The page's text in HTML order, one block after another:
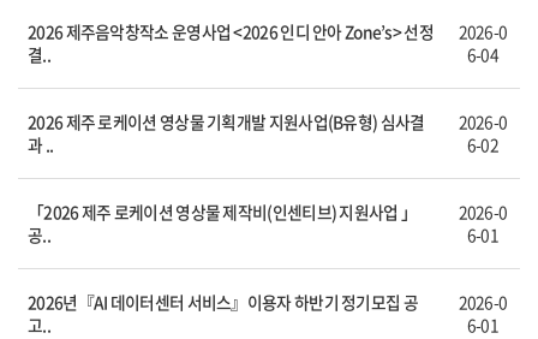
2026 제주음악창작소 운영사업 <2026 인디 안아 Zone’s> 선정
결..
2026-0
6-04
2026 제주 로케이션 영상물 기획개발 지원사업(B유형) 심사결
과 ..
2026-0
6-02
「2026 제주 로케이션 영상물 제작비(인센티브) 지원사업 」
공..
2026-0
6-01
2026년『AI 데이터센터 서비스』이용자 하반기 정기모집 공
고..
2026-0
6-01